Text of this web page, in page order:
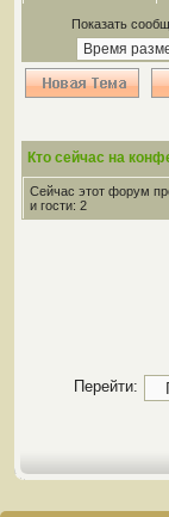
Показать
Кто сейчас на
Сейчас этот форум
и гости: 2
Перейти: